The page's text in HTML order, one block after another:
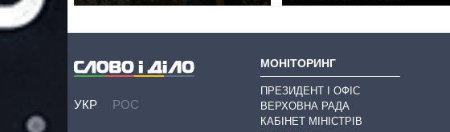
УКР РОС
МОНІТОРИНГ
ПРЕЗИДЕНТ І ОФІС
ВЕРХОВНА РАДА
КАБІНЕТ МІНІСТРІВ